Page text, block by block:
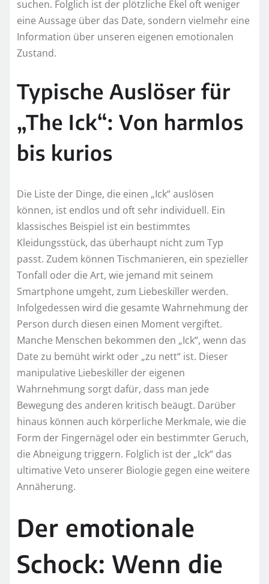
suchen. Folglich ist der plötzliche Ekel oft weniger
eine Aussage über das Date, sondern vielmehr eine
Information über unseren eigenen emotionalen
Zustand.
Typische Auslöser für
„The Ick“: Von harmlos
bis kurios
Die Liste der Dinge, die einen „Ick“ auslösen
können, ist endlos und oft sehr individuell. Ein
klassisches Beispiel ist ein bestimmtes
Kleidungsstück, das überhaupt nicht zum Typ
passt. Zudem können Tischmanieren, ein spezieller
Tonfall oder die Art, wie jemand mit seinem
Smartphone umgeht, zum Liebeskiller werden.
Infolgedessen wird die gesamte Wahrnehmung der
Person durch diesen einen Moment vergiftet.
Manche Menschen bekommen den „Ick“, wenn das
Date zu bemüht wirkt oder „zu nett“ ist. Dieser
manipulative Liebeskiller der eigenen
Wahrnehmung sorgt dafür, dass man jede
Bewegung des anderen kritisch beäugt. Darüber
hinaus können auch körperliche Merkmale, wie die
Form der Fingernägel oder ein bestimmter Geruch,
die Abneigung triggern. Folglich ist der „Ick“ das
ultimative Veto unserer Biologie gegen eine weitere
Annäherung.
Der emotionale
Schock: Wenn die